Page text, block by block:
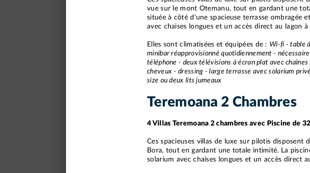
vue sur le mont Otemanu, tout en gardant une
située à côté d'une spacieuse terrasse ombragée
avec chaises longues et un accès direct au lagon
Elles sont climatisées et équipées de : Wi-fi - table
minibar réapprovisionné quotidiennement -
téléphone - deux télévisions à écran plat avec
cheveux - dressing - large terrasse avec solarium
size ou deux lits jumeaux
Teremoana 2 Chambres
4 Villas Teremoana 2 chambres avec Piscine de
Ces spacieuses villas de luxe sur pilotis disposent
Bora, tout en gardant une totale intimité. La
solarium avec chaises longues et un accès direct